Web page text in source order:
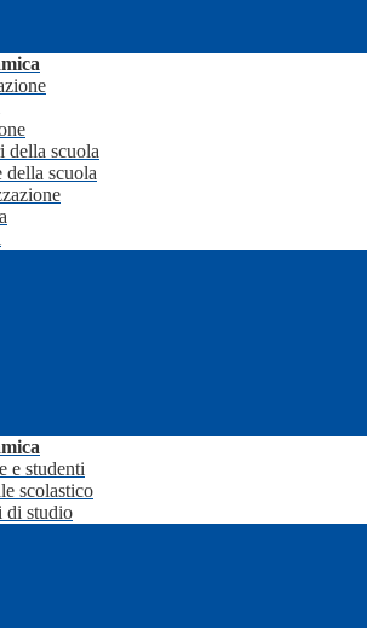
della scuola
della scuola
e studenti
scolastico
di studio